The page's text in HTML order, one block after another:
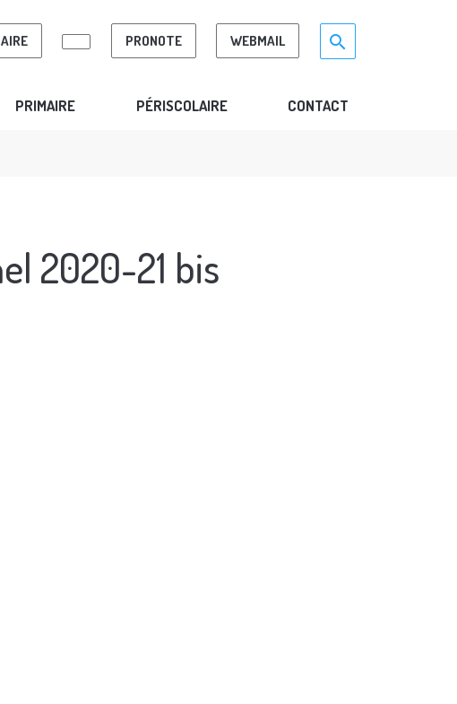
PRONOTE WEBMAIL Search for:>
search
PRIMAIRE PÉRISCOLAIRE CONTACT
2020-21 bis